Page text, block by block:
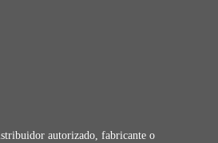
autorizado, fabricante o